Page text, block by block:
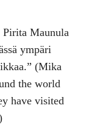
Maunula
ympäri
(Mika
the world
have visited